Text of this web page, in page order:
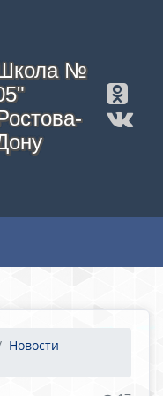
№
Новости